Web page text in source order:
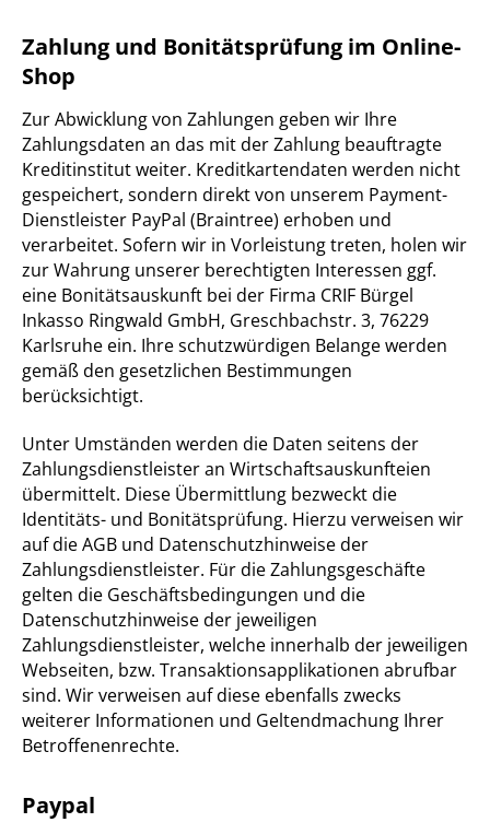
Zahlung und Bonitätsprüfung im Online-
Shop
Zur Abwicklung von Zahlungen geben wir Ihre
Zahlungsdaten an das mit der Zahlung beauftragte
Kreditinstitut weiter. Kreditkartendaten werden nicht
gespeichert, sondern direkt von unserem Payment-
Dienstleister PayPal (Braintree) erhoben und
verarbeitet. Sofern wir in Vorleistung treten, holen wir
zur Wahrung unserer berechtigten Interessen ggf.
eine Bonitätsauskunft bei der Firma CRIF Bürgel
Inkasso Ringwald GmbH, Greschbachstr. 3, 76229
Karlsruhe ein. Ihre schutzwürdigen Belange werden
gemäß den gesetzlichen Bestimmungen
berücksichtigt.
Unter Umständen werden die Daten seitens der
Zahlungsdienstleister an Wirtschaftsauskunfteien
übermittelt. Diese Übermittlung bezweckt die
Identitäts- und Bonitätsprüfung. Hierzu verweisen wir
auf die AGB und Datenschutzhinweise der
Zahlungsdienstleister. Für die Zahlungsgeschäfte
gelten die Geschäftsbedingungen und die
Datenschutzhinweise der jeweiligen
Zahlungsdienstleister, welche innerhalb der jeweiligen
Webseiten, bzw. Transaktionsapplikationen abrufbar
sind. Wir verweisen auf diese ebenfalls zwecks
weiterer Informationen und Geltendmachung Ihrer
Betroffenenrechte.
Paypal